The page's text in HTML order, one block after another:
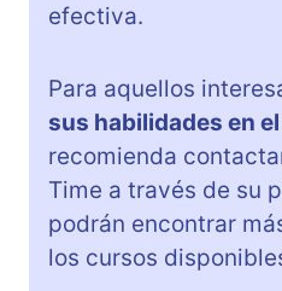
efectiva.
Para aquellos
sus habilidades en
recomienda
Time a través de su
podrán encontrar
los cursos